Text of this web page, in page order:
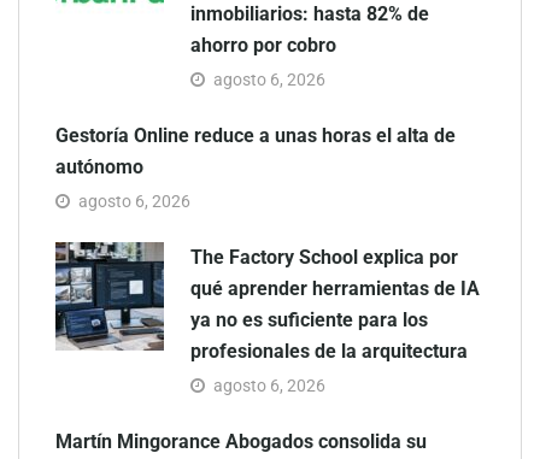
inmobiliarios: hasta 82% de
ahorro por cobro
agosto 6, 2026
Gestoría Online reduce a unas horas el alta de
autónomo
agosto 6, 2026
The Factory School explica por
qué aprender herramientas de IA
ya no es suficiente para los
profesionales de la arquitectura
agosto 6, 2026
Martín Mingorance Abogados consolida su